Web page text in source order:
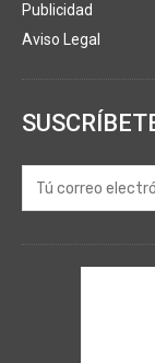
Publicidad
Aviso Legal